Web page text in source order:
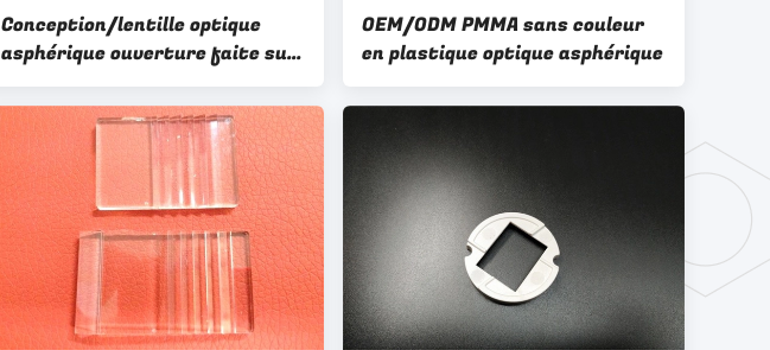
Conception/lentille optique
asphérique ouverture faite sur
commande de l'espace libre
Ø19.5
OEM/ODM PMMA sans couleur
en plastique optique asphérique